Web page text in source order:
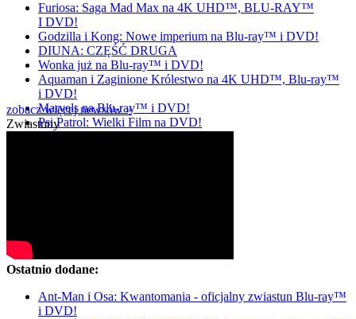
Furiosa: Saga Mad Max na 4K UHD™, BLU-RAY™
I DVD!
Godzilla i Kong: Nowe imperium na Blu-ray™ i DVD!
DIUNA: CZĘŚĆ DRUGA
Wonka już na Blu-ray™ i DVD!
Aquaman i Zaginione Królestwo na 4K UHD™, Blu-ray™
i DVD!
Marvels na Blu-ray™ i DVD!
Psi Patrol: Wielki Film na DVD!
zobacz więcej newsów »
Zwiastuny
Ostatnio dodane:
Ant-Man i Osa: Kwantomania - oficjalny zwiastun Blu-ray™
i DVD!